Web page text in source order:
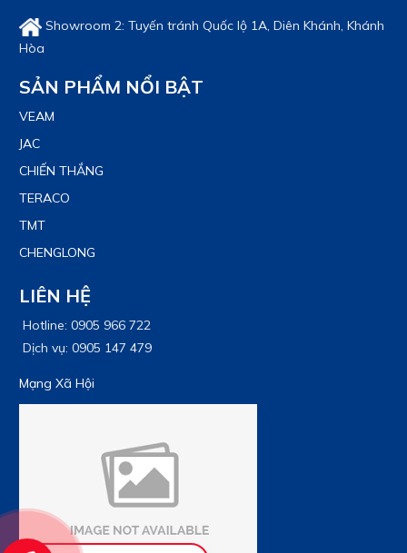
Showroom 2: Tuyến tránh Quốc lộ 1A, Diên Khánh, Khánh
Hòa
SẢN PHẨM NỔI BẬT
VEAM
JAC
CHIẾN THẮNG
TERACO
TMT
CHENGLONG
LIÊN HỆ
Hotline: 0905 966 722
Dịch vụ: 0905 147 479
Mạng Xã Hội